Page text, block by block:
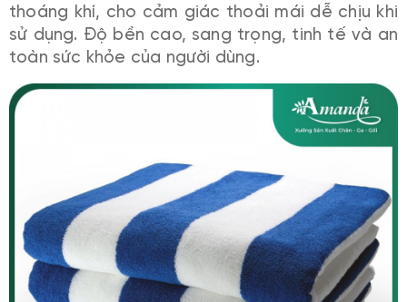
thoáng khí, cho cảm giác thoải mái dễ chịu khi
sử dụng. Độ bền cao, sang trọng, tinh tế và an
toàn sức khỏe của người dùng.